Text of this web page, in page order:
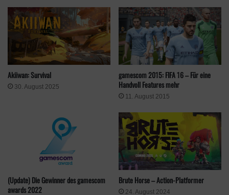
Schnee frei für die Schneekanonen! – Quelle: Aerosoft
Sollte einmal nicht so viel Schnee auf der Piste vorhanden sein
oder durch viele Skifahrer platt gefahren sein, dürft ihr euch an
den Schneekanonen austoben. Dadurch lassen sich Literweise
Schnee auf das Gelände pusten, um so neue Schneehügel zu
generieren oder die Strecke auszubessern. Euch stehen dabei
auch Pistenraupen und Geländewagen zur Verfügung, die euch
Akiiwan: Survival
30. August 2025
gamescom 2015: FIFA 16 – Für eine
Handvoll Features mehr
11. August 2015
(Update) Die Gewinner des gamescom
awards 2022
Brute Horse – Action-Platformer
24. August 2024